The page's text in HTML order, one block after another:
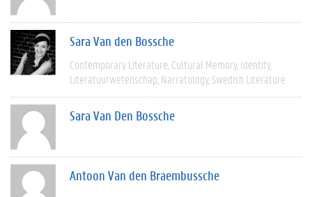
Sara Van den Bossche
Contemporary Literature Cultural Memory Identity
Literatuurwetenschap Narratology Swedish Literature
Sara Van Den Bossche
Antoon Van den Braembussche